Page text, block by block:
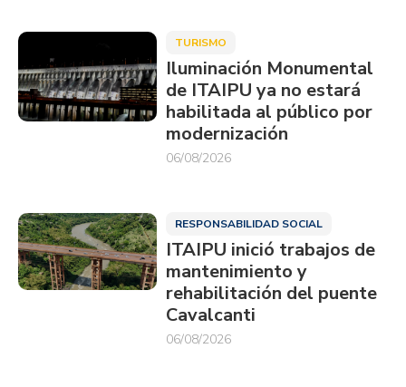
TURISMO
Iluminación Monumental
de ITAIPU ya no estará
habilitada al público por
modernización
06/08/2026
RESPONSABILIDAD SOCIAL
ITAIPU inició trabajos de
mantenimiento y
rehabilitación del puente
Cavalcanti
06/08/2026